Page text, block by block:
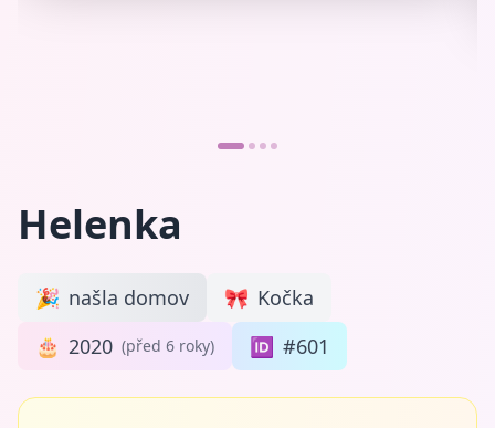
Helenka
🎉 našla domov 🎀 Kočka
🎂 2020 (před 6 roky) 🆔 #601